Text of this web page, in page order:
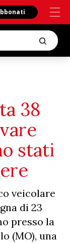
38
stati
veicolare
di 23
presso la
(MO), una